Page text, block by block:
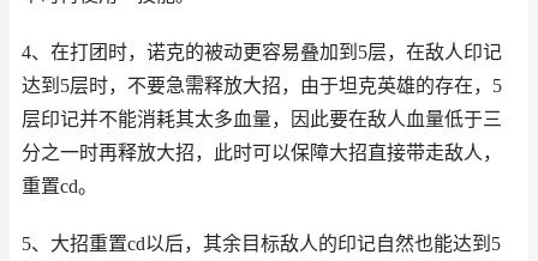
4、在打团时，诺克的被动更容易叠加到5层，在敌人印记
达到5层时，不要急需释放大招，由于坦克英雄的存在，5
层印记并不能消耗其太多血量，因此要在敌人血量低于三
分之一时再释放大招，此时可以保障大招直接带走敌人，
重置cd。
5、大招重置cd以后，其余目标敌人的印记自然也能达到5